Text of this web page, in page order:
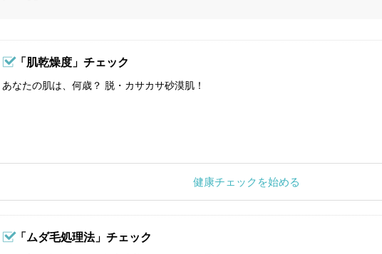
「肌乾燥度」チェック
あなたの肌は、何歳？ 脱・カサカサ砂漠肌！
健康チェックを始める
「ムダ毛処理法」チェック